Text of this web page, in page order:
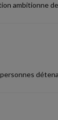
ambitionne